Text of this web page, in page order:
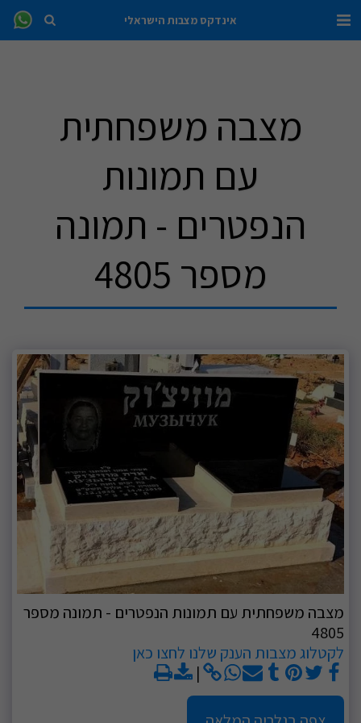
אינדקס מצבות הישראלי
מצבה משפחתית
עם תמונות
הנפטרים - תמונה
מספר 4805
מצבה משפחתית עם תמונות הנפטרים - תמונה מספר
4805
לקטלוג מצבות הענק שלנו לחצו כאן